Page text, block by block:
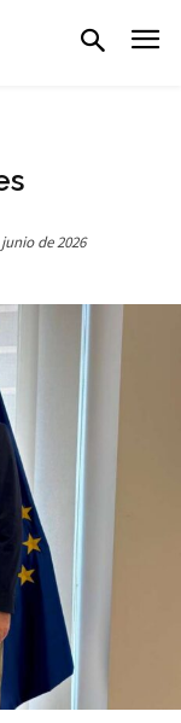
de 2026